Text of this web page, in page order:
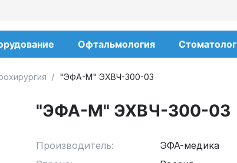
Офтальмология
/ "ЭФА-М" ЭХВЧ-300-03
"ЭФА-М" ЭХВЧ-300-03
Производитель:
ЭФА-медика